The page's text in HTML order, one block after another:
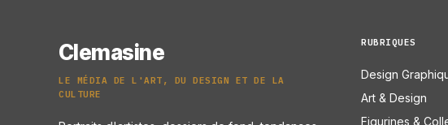
Clemasine
LE MÉDIA DE L'ART, DU DESIGN ET DE LA
CULTURE
RUBRIQUES
Design
Art & Design
Figurines &